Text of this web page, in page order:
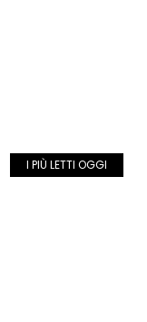
I PIÙ LETTI OGGI